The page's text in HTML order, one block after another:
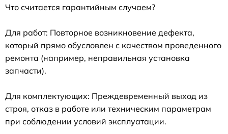
Что считается гарантийным случаем?
Для работ: Повторное возникновение дефекта,
который прямо обусловлен с качеством проведенного
ремонта (например, неправильная установка
запчасти).
Для комплектующих: Преждевременный выход из
строя, отказ в работе или техническим параметрам
при соблюдении условий эксплуатации.